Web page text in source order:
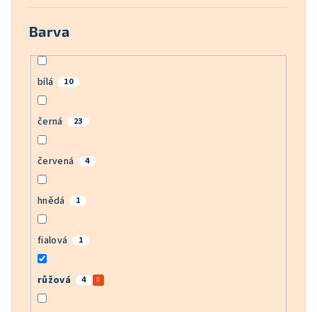
Barva
bílá 10
černá 23
červená 4
hnědá 1
fialová 1
růžová 4